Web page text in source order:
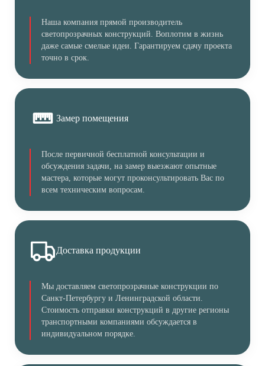
Наша компания прямой производитель
светопрозрачных конструкций. Воплотим в жизнь
даже самые смелые идеи. Гарантируем сдачу проекта
точно в срок.
Замер помещения
После первичной бесплатной консультации и
обсуждения задачи, на замер выезжают опытные
мастера, которые могут проконсультировать Вас по
всем техническим вопросам.
Доставка продукции
Мы доставляем светопрозрачные конструкции по
Санкт-Петербургу и Ленинградской области.
Стоимость отправки конструкций в другие регионы
транспортными компаниями обсуждается в
индивидуальном порядке.